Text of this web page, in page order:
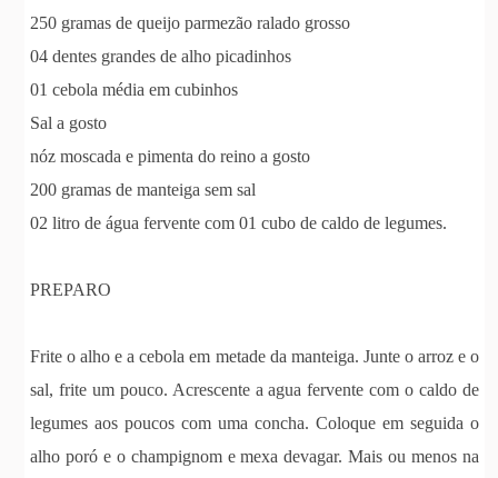
250 gramas de queijo parmezão ralado grosso
04 dentes grandes de alho picadinhos
01 cebola média em cubinhos
Sal a gosto
nóz moscada e pimenta do reino a gosto
200 gramas de manteiga sem sal
02 litro de água fervente com 01 cubo de caldo de legumes.
PREPARO
Frite o alho e a cebola em metade da manteiga. Junte o arroz e o
sal, frite um pouco. Acrescente a agua fervente com o caldo de
legumes aos poucos com uma concha. Coloque em seguida o
alho poró e o champignom e mexa devagar. Mais ou menos na